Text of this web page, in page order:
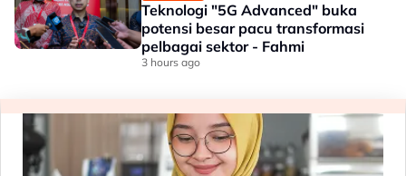
Teknologi "5G Advanced" buka
potensi besar pacu transformasi
pelbagai sektor - Fahmi
3 hours ago